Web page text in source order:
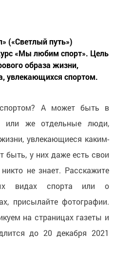
(«Светлый путь»)
«Мы любим спорт». Цель
образа жизни,
увлекающихся спортом.
А может быть в
или же отдельные люди,
увлекающиеся каким-
быть, у них даже есть свои
не знает. Расскажите
видах спорта или о
присылайте фотографии.
на страницах газеты и
до 20 декабря 2021